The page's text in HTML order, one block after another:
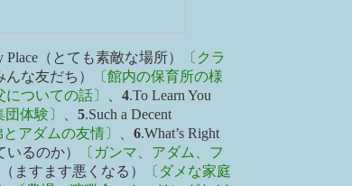
Place（とても素敵な場所）
〔クラ
んな友だち）
〔館内の保育所の様
についての話〕 4.To Learn You
体験〕 5.Such a Decent
アダムの友情〕 6.What’s Right
いるのか）
〔ガンマ、アダム、フ
（ますます悪くなる）
〔ダメな家庭